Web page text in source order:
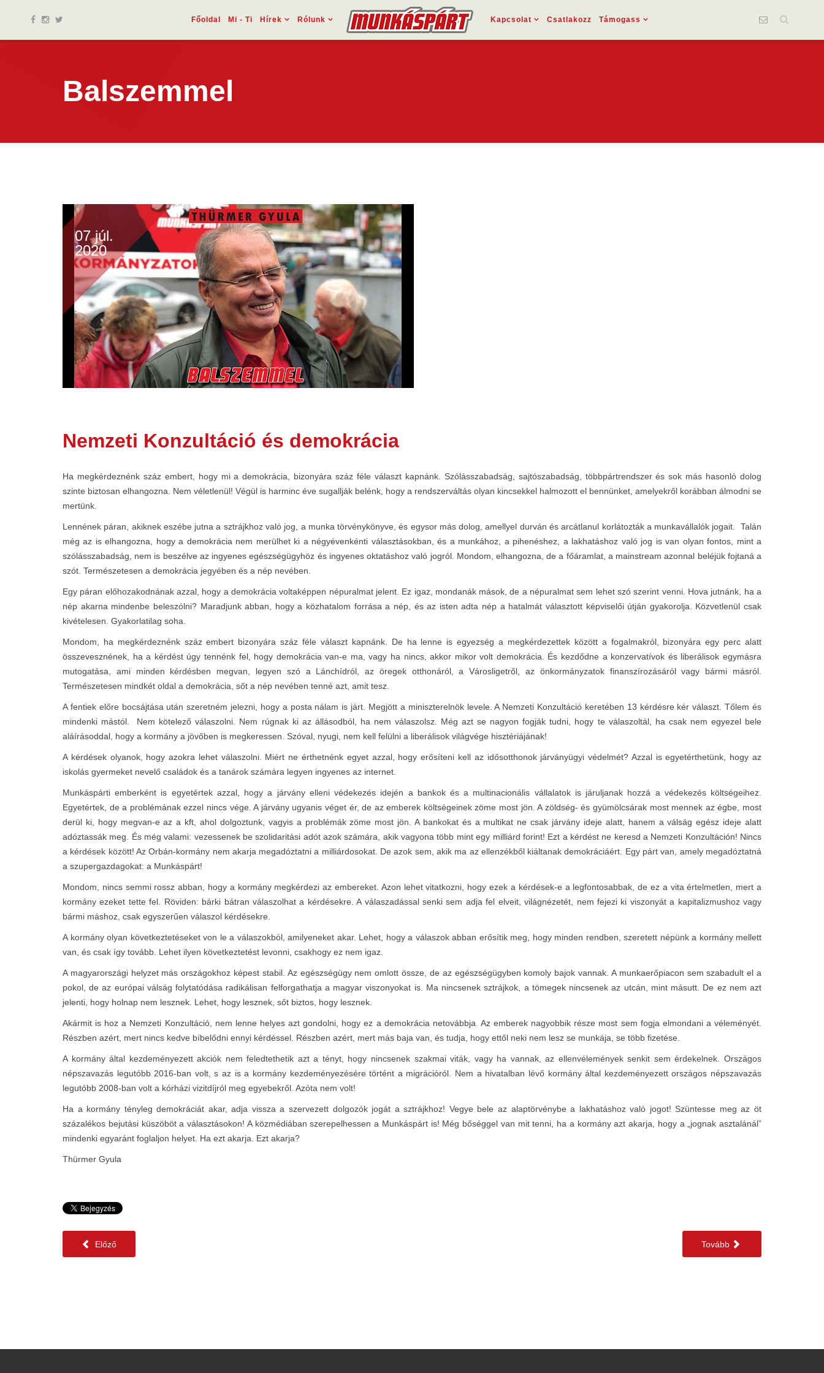
Főoldal Mi - Ti Hírek Rólunk Kapcsolat Csatlakozz Támogass
Balszemmel
07 júl.
2020
Nemzeti Konzultáció és demokrácia
Ha megkérdeznénk száz embert, hogy mi a demokrácia, bizonyára száz féle választ kapnánk. Szólásszabadság, sajtószabadság, többpártrendszer és sok más hasonló dolog
szinte biztosan elhangozna. Nem véletlenül! Végül is harminc éve sugallják belénk, hogy a rendszerváltás olyan kincsekkel halmozott el bennünket, amelyekről korábban álmodni se
mertünk.
Lennének páran, akiknek eszébe jutna a sztrájkhoz való jog, a munka törvénykönyve, és egysor más dolog, amellyel durván és arcátlanul korlátozták a munkavállalók jogait. Talán
még az is elhangozna, hogy a demokrácia nem merülhet ki a négyévenkénti választásokban, és a munkához, a pihenéshez, a lakhatáshoz való jog is van olyan fontos, mint a
szólásszabadság, nem is beszélve az ingyenes egészségügyhöz és ingyenes oktatáshoz való jogról. Mondom, elhangozna, de a főáramlat, a mainstream azonnal beléjük fojtaná a
szót. Természetesen a demokrácia jegyében és a nép nevében.
Egy páran előhozakodnának azzal, hogy a demokrácia voltaképpen népuralmat jelent. Ez igaz, mondanák mások, de a népuralmat sem lehet szó szerint venni. Hova jutnánk, ha a
nép akarna mindenbe beleszólni? Maradjunk abban, hogy a közhatalom forrása a nép, és az isten adta nép a hatalmát választott képviselői útján gyakorolja. Közvetlenül csak
kivételesen. Gyakorlatilag soha.
Mondom, ha megkérdeznénk száz embert bizonyára száz féle választ kapnánk. De ha lenne is egyezség a megkérdezettek között a fogalmakról, bizonyára egy perc alatt
összevesznének, ha a kérdést úgy tennénk fel, hogy demokrácia van-e ma, vagy ha nincs, akkor mikor volt demokrácia. És kezdődne a konzervatívok és liberálisok egymásra
mutogatása, ami minden kérdésben megvan, legyen szó a Lánchídról, az öregek otthonáról, a Városligetről, az önkormányzatok finanszírozásáról vagy bármi másról.
Természetesen mindkét oldal a demokrácia, sőt a nép nevében tenné azt, amit tesz.
A fentiek előre bocsájtása után szeretném jelezni, hogy a posta nálam is járt. Megjött a miniszterelnök levele. A Nemzeti Konzultáció keretében 13 kérdésre kér választ. Tőlem és
mindenki mástól. Nem kötelező válaszolni. Nem rúgnak ki az állásodból, ha nem válaszolsz. Még azt se nagyon fogják tudni, hogy te válaszoltál, ha csak nem egyezel bele
aláírásoddal, hogy a kormány a jövőben is megkeressen. Szóval, nyugi, nem kell felülni a liberálisok világvége hisztériájának!
A kérdések olyanok, hogy azokra lehet válaszolni. Miért ne érthetnénk egyet azzal, hogy erősíteni kell az idősotthonok járványügyi védelmét? Azzal is egyetérthetünk, hogy az
iskolás gyermeket nevelő családok és a tanárok számára legyen ingyenes az internet.
Munkáspárti emberként is egyetértek azzal, hogy a járvány elleni védekezés idején a bankok és a multinacionális vállalatok is járuljanak hozzá a védekezés költségeihez.
Egyetértek, de a problémának ezzel nincs vége. A járvány ugyanis véget ér, de az emberek költségeinek zöme most jön. A zöldség- és gyümölcsárak most mennek az égbe, most
derül ki, hogy megvan-e az a kft, ahol dolgoztunk, vagyis a problémák zöme most jön. A bankokat és a multikat ne csak járvány ideje alatt, hanem a válság egész ideje alatt
adóztassák meg. És még valami: vezessenek be szolidaritási adót azok számára, akik vagyona több mint egy milliárd forint! Ezt a kérdést ne keresd a Nemzeti Konzultáción! Nincs
a kérdések között! Az Orbán-kormány nem akarja megadóztatni a milliárdosokat. De azok sem, akik ma az ellenzékből kiáltanak demokráciáért. Egy párt van, amely megadóztatná
a szupergazdagokat: a Munkáspárt!
Mondom, nincs semmi rossz abban, hogy a kormány megkérdezi az embereket. Azon lehet vitatkozni, hogy ezek a kérdések-e a legfontosabbak, de ez a vita értelmetlen, mert a
kormány ezeket tette fel. Röviden: bárki bátran válaszolhat a kérdésekre. A válaszadással senki sem adja fel elveit, világnézetét, nem fejezi ki viszonyát a kapitalizmushoz vagy
bármi máshoz, csak egyszerűen válaszol kérdésekre.
A kormány olyan következtetéseket von le a válaszokból, amilyeneket akar. Lehet, hogy a válaszok abban erősítik meg, hogy minden rendben, szeretett népünk a kormány mellett
van, és csak így tovább. Lehet ilyen következtetést levonni, csakhogy ez nem igaz.
A magyarországi helyzet más országokhoz képest stabil. Az egészségügy nem omlott össze, de az egészségügyben komoly bajok vannak. A munkaerőpiacon sem szabadult el a
pokol, de az európai válság folytatódása radikálisan felforgathatja a magyar viszonyokat is. Ma nincsenek sztrájkok, a tömegek nincsenek az utcán, mint másutt. De ez nem azt
jelenti, hogy holnap nem lesznek. Lehet, hogy lesznek, sőt biztos, hogy lesznek.
Akármit is hoz a Nemzeti Konzultáció, nem lenne helyes azt gondolni, hogy ez a demokrácia netovábbja. Az emberek nagyobbik része most sem fogja elmondani a véleményét.
Részben azért, mert nincs kedve bíbelődni ennyi kérdéssel. Részben azért, mert más baja van, és tudja, hogy ettől neki nem lesz se munkája, se több fizetése.
A kormány által kezdeményezett akciók nem feledtethetik azt a tényt, hogy nincsenek szakmai viták, vagy ha vannak, az ellenvélemények senkit sem érdekelnek. Országos
népszavazás legutóbb 2016-ban volt, s az is a kormány kezdeményezésére történt a migrációról. Nem a hivatalban lévő kormány által kezdeményezett országos népszavazás
legutóbb 2008-ban volt a kórházi vizitdíjról meg egyebekről. Azóta nem volt!
Ha a kormány tényleg demokráciát akar, adja vissza a szervezett dolgozók jogát a sztrájkhoz! Vegye bele az alaptörvénybe a lakhatáshoz való jogot! Szüntesse meg az öt
százalékos bejutási küszöböt a választásokon! A közmédiában szerepelhessen a Munkáspárt is! Még bőséggel van mit tenni, ha a kormány azt akarja, hogy a „jognak asztalánál”
mindenki egyaránt foglaljon helyet. Ha ezt akarja. Ezt akarja?
Thürmer Gyula
Előző Tovább